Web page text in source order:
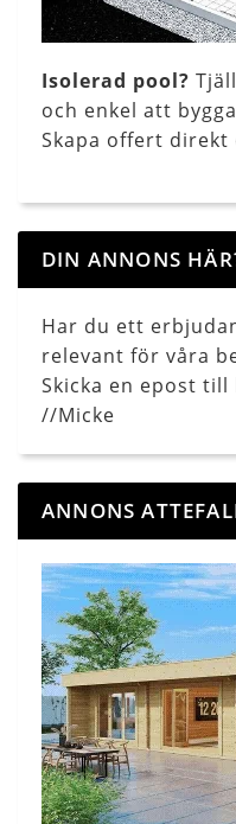
Isolerad pool?
och enkel att
Skapa offert direkt
DIN ANNONS
Har du ett
relevant för våra
Skicka en epost
//Micke
ANNONS